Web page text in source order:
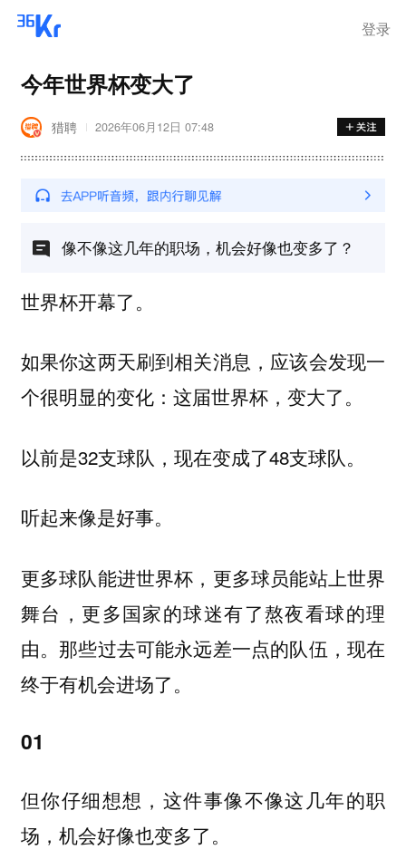
登录
今年世界杯变大了
猎聘 2026年06月12日 07:48
像不像这几年的职场，机会好像也变多了？
世界杯开幕了。
如果你这两天刷到相关消息，应该会发现一
个很明显的变化：这届世界杯，变大了。
以前是32支球队，现在变成了48支球队。
听起来像是好事。
更多球队能进世界杯，更多球员能站上世界
舞台，更多国家的球迷有了熬夜看球的理
由。那些过去可能永远差一点的队伍，现在
终于有机会进场了。
01
但你仔细想想，这件事像不像这几年的职
场，机会好像也变多了。